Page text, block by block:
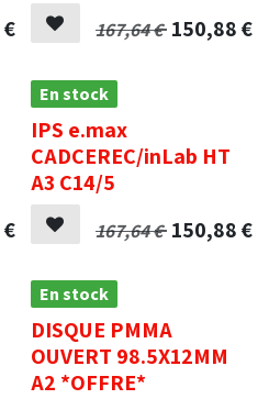
€ 167,64€ 150,88€
€
En stock
IPS e.max
CADCEREC/inLab HT
A3 C14/5
167,64€ 150,88€
En stock
DISQUE PMMA
OUVERT 98.5X12MM
A2 *OFFRE*